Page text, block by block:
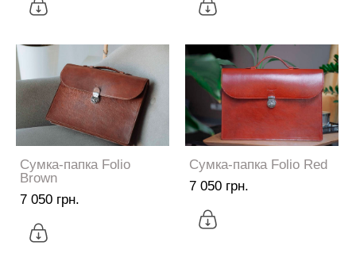
Сумка-папка Folio
Brown
7 050 грн.
Сумка-папка Folio Red
7 050 грн.